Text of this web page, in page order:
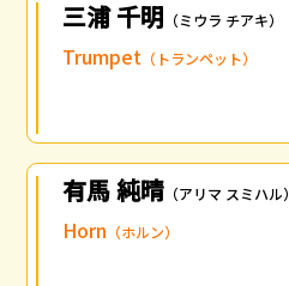
三浦 千明 （ミウラ チアキ）
Trumpet （トランペット）
有馬 純晴 （アリマ スミハル）
Horn （ホルン）